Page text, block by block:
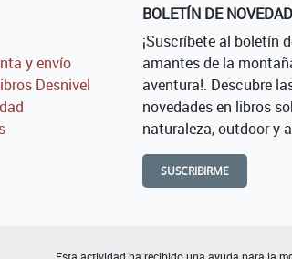
y envío
Desnivel
BOLETÍN DE
¡Suscríbete al boletín
amantes de la
aventura!. Descubre
novedades en libros
naturaleza, outdoor y
SUSCRIBIRME